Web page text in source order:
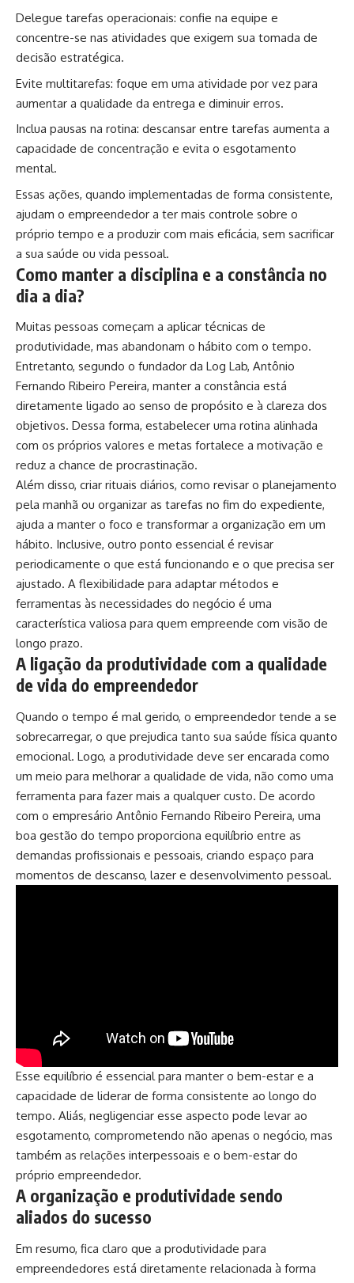
Delegue tarefas operacionais: confie na equipe e
concentre-se nas atividades que exigem sua tomada de
decisão estratégica.
Evite multitarefas: foque em uma atividade por vez para
aumentar a qualidade da entrega e diminuir erros.
Inclua pausas na rotina: descansar entre tarefas aumenta a
capacidade de concentração e evita o esgotamento
mental.
Essas ações, quando implementadas de forma consistente,
ajudam o empreendedor a ter mais controle sobre o
próprio tempo e a produzir com mais eficácia, sem sacrificar
a sua saúde ou vida pessoal.
Como manter a disciplina e a constância no
dia a dia?
Muitas pessoas começam a aplicar técnicas de
produtividade, mas abandonam o hábito com o tempo.
Entretanto, segundo o fundador da Log Lab, Antônio
Fernando Ribeiro Pereira, manter a constância está
diretamente ligado ao senso de propósito e à clareza dos
objetivos. Dessa forma, estabelecer uma rotina alinhada
com os próprios valores e metas fortalece a motivação e
reduz a chance de procrastinação.
Além disso, criar rituais diários, como revisar o planejamento
pela manhã ou organizar as tarefas no fim do expediente,
ajuda a manter o foco e transformar a organização em um
hábito. Inclusive, outro ponto essencial é revisar
periodicamente o que está funcionando e o que precisa ser
ajustado. A flexibilidade para adaptar métodos e
ferramentas às necessidades do negócio é uma
característica valiosa para quem empreende com visão de
longo prazo.
A ligação da produtividade com a qualidade
de vida do empreendedor
Quando o tempo é mal gerido, o empreendedor tende a se
sobrecarregar, o que prejudica tanto sua saúde física quanto
emocional. Logo, a produtividade deve ser encarada como
um meio para melhorar a qualidade de vida, não como uma
ferramenta para fazer mais a qualquer custo. De acordo
com o empresário Antônio Fernando Ribeiro Pereira, uma
boa gestão do tempo proporciona equilíbrio entre as
demandas profissionais e pessoais, criando espaço para
momentos de descanso, lazer e desenvolvimento pessoal.
Esse equilíbrio é essencial para manter o bem-estar e a
capacidade de liderar de forma consistente ao longo do
tempo. Aliás, negligenciar esse aspecto pode levar ao
esgotamento, comprometendo não apenas o negócio, mas
também as relações interpessoais e o bem-estar do
próprio empreendedor.
A organização e produtividade sendo
aliados do sucesso
Em resumo, fica claro que a produtividade para
empreendedores está diretamente relacionada à forma